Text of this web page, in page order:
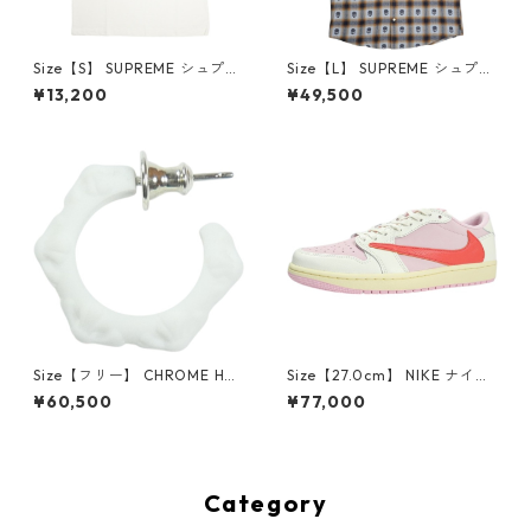
Size【S】 SUPREME シュプリ
ーム S/S Pocket Tee White T
シャツ 白 【新古品・未使用
¥13,200
Size【L】 SUPREME シュプリ
ーム ×Number (N)ine 25FW
Hooded Flannel Shirt Blue
¥49,500
Size【フリー】 CHROME HEA
RTS クロム・ハーツ CH Cross
SINGLE Hoop Earring WHITE
¥60,500
Size【27.0cm】 NIKE ナイキ
×Travis Scott AIR JORDAN 1
LOW OG SP Muslin/Shy Pink
¥77,000
Category